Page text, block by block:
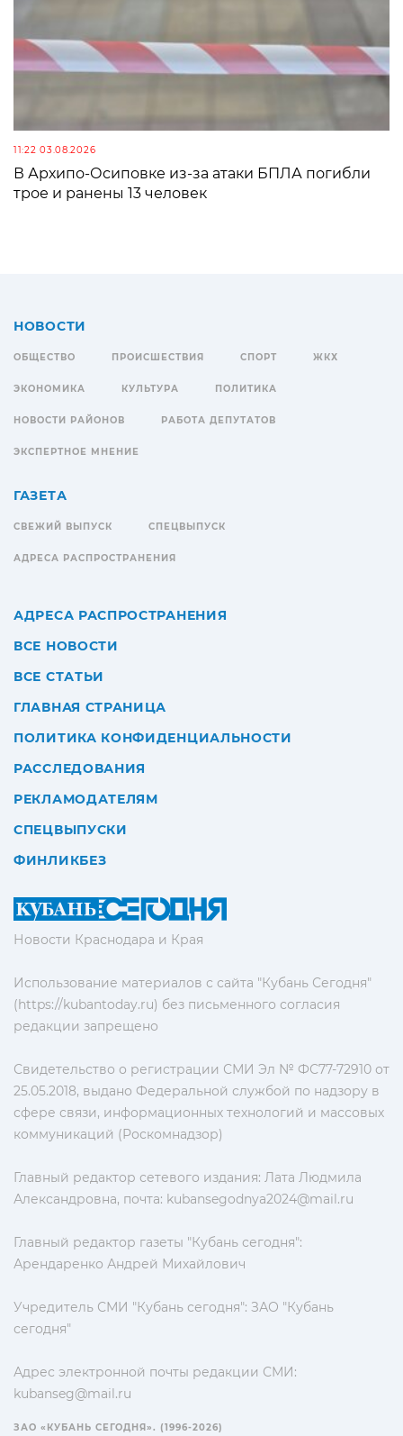
11:22 03.08.2026
В Архипо-Осиповке из-за атаки БПЛА погибли
трое и ранены 13 человек
Новости Краснодара и Края
Использование материалов с сайта "Кубань Сегодня"
(https://kubantoday.ru) без письменного согласия
редакции запрещено
Свидетельство о регистрации СМИ Эл № ФС77-72910 от
25.05.2018, выдано Федеральной службой по надзору в
сфере связи, информационных технологий и массовых
коммуникаций (Роскомнадзор)
Главный редактор сетевого издания: Лата Людмила
Александровна, почта: kubansegodnya2024@mail.ru
Главный редактор газеты "Кубань сегодня":
Арендаренко Андрей Михайлович
Учредитель СМИ "Кубань сегодня": ЗАО "Кубань
сегодня"
Адрес электронной почты редакции СМИ:
kubanseg@mail.ru
НОВОСТИ
ОБЩЕСТВО ПРОИСШЕСТВИЯ СПОРТ ЖКХ
ЭКОНОМИКА КУЛЬТУРА ПОЛИТИКА
НОВОСТИ РАЙОНОВ РАБОТА ДЕПУТАТОВ
ЭКСПЕРТНОЕ МНЕНИЕ
ГАЗЕТА
СВЕЖИЙ ВЫПУСК СПЕЦВЫПУСК
АДРЕСА РАСПРОСТРАНЕНИЯ
АДРЕСА РАСПРОСТРАНЕНИЯ
ВСЕ НОВОСТИ
ВСЕ СТАТЬИ
ГЛАВНАЯ СТРАНИЦА
ПОЛИТИКА КОНФИДЕНЦИАЛЬНОСТИ
РАССЛЕДОВАНИЯ
РЕКЛАМОДАТЕЛЯМ
СПЕЦВЫПУСКИ
ФИНЛИКБЕЗ
ЗАО «КУБАНЬ СЕГОДНЯ». (1996-2026)